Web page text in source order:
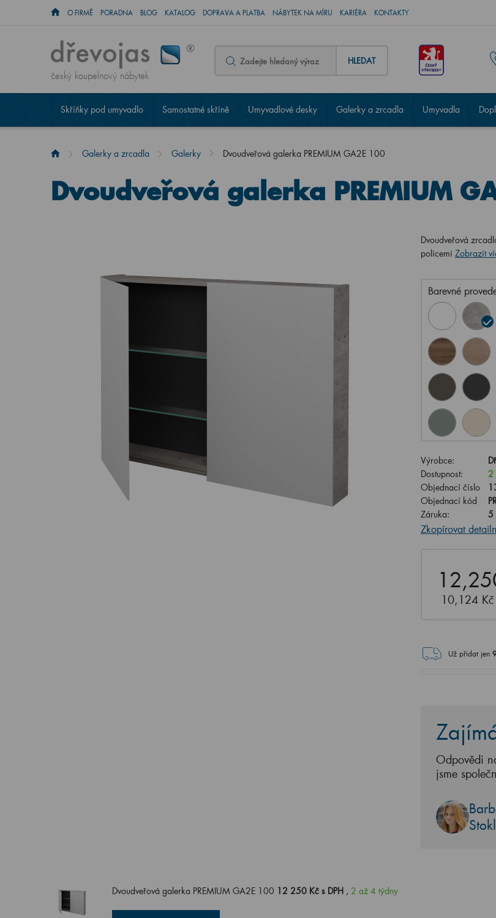
O FIRMĚ PORADNA BLOG KATALOG DOPRAVA A PLATBA NÁBYTEK NA MÍRU KARIÉRA KONTAKTY
český koupelnový nábytek
HLEDAT
Skříňky pod umyvadlo Samostatné skříně Umyvadlové desky Galerky a zrcadla Umyvadla
Galerky a zrcadla Galerky Dvoudveřová galerka PREMIUM GA2E 100
Dvoudveřová galerka PREMIUM
Dvoudveřová
policemi Zobrazit
Barevné
Výrobce:
Dostupnost:
2
Objednací číslo
Objednací kód
Záruka:
5
Zkopírovat
10,124 Kč
Už přidat jen
Odpovědi
jsme
Dvoudveřová galerka PREMIUM GA2E 100 12 250 Kč s DPH , 2 až 4 týdny